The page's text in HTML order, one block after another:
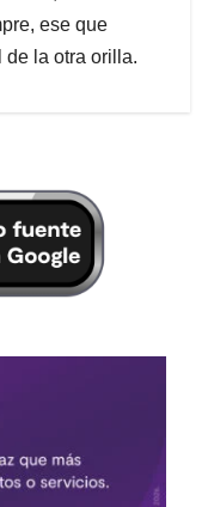
ese que
de la otra orilla.